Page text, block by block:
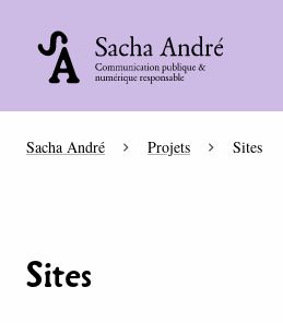
Sacha André Projets Sites
Sites